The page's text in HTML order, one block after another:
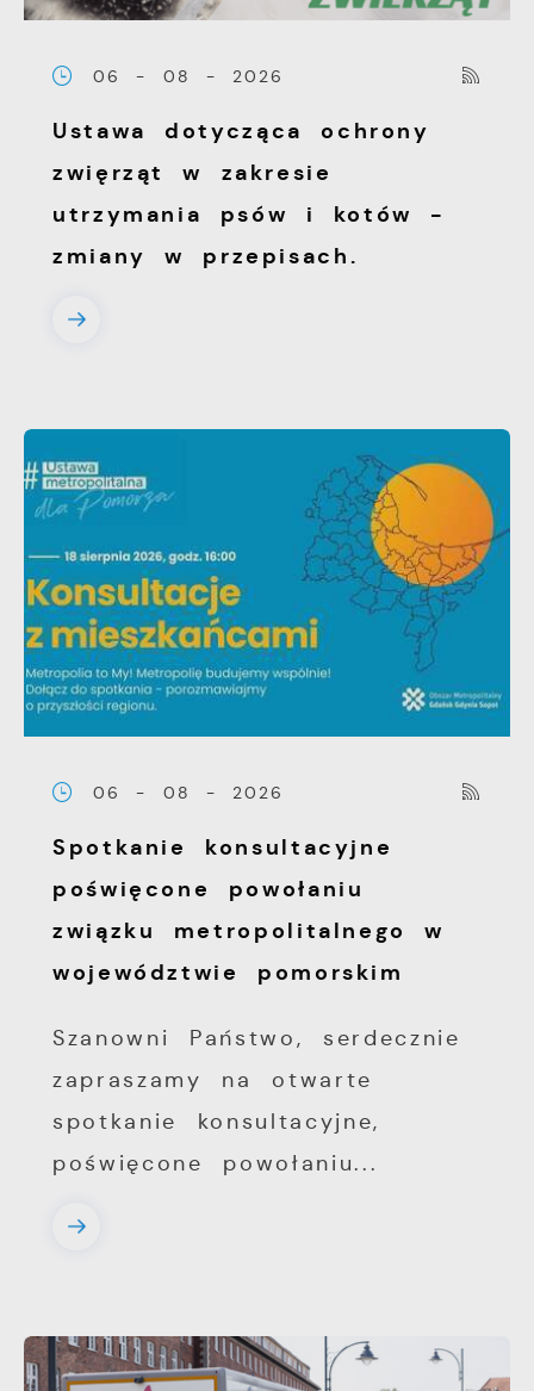
06 - 08 - 2026
Ustawa dotycząca ochrony
zwięrząt w zakresie
utrzymania psów i kotów -
zmiany w przepisach.
06 - 08 - 2026
Spotkanie konsultacyjne
poświęcone powołaniu
związku metropolitalnego w
województwie pomorskim
Szanowni Państwo, serdecznie
zapraszamy na otwarte
spotkanie konsultacyjne,
poświęcone powołaniu...